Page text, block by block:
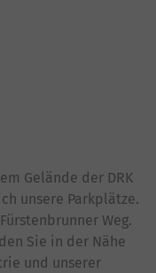
Gelände der DRK
unsere Parkplätze.
Weg.
Sie in der Nähe
und unserer